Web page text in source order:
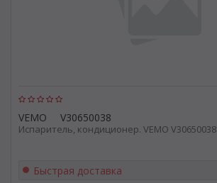
VEMO V30650038
Испаритель, кондиционер. VEMO V30650038
Быстрая доставка